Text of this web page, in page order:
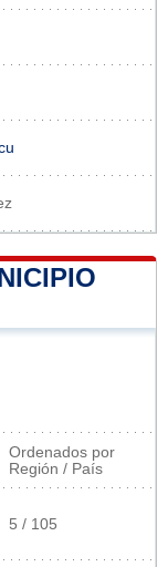
Ordenados por
Región / País
5 / 105